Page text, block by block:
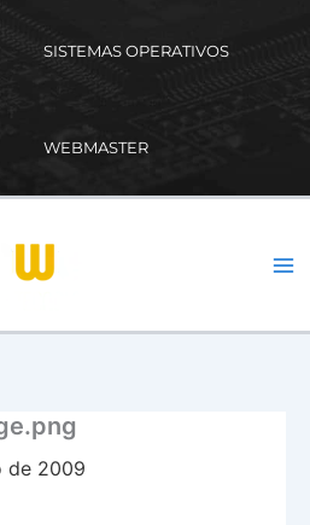
SISTEMAS OPERATIVOS
WEBMASTER
de 2009